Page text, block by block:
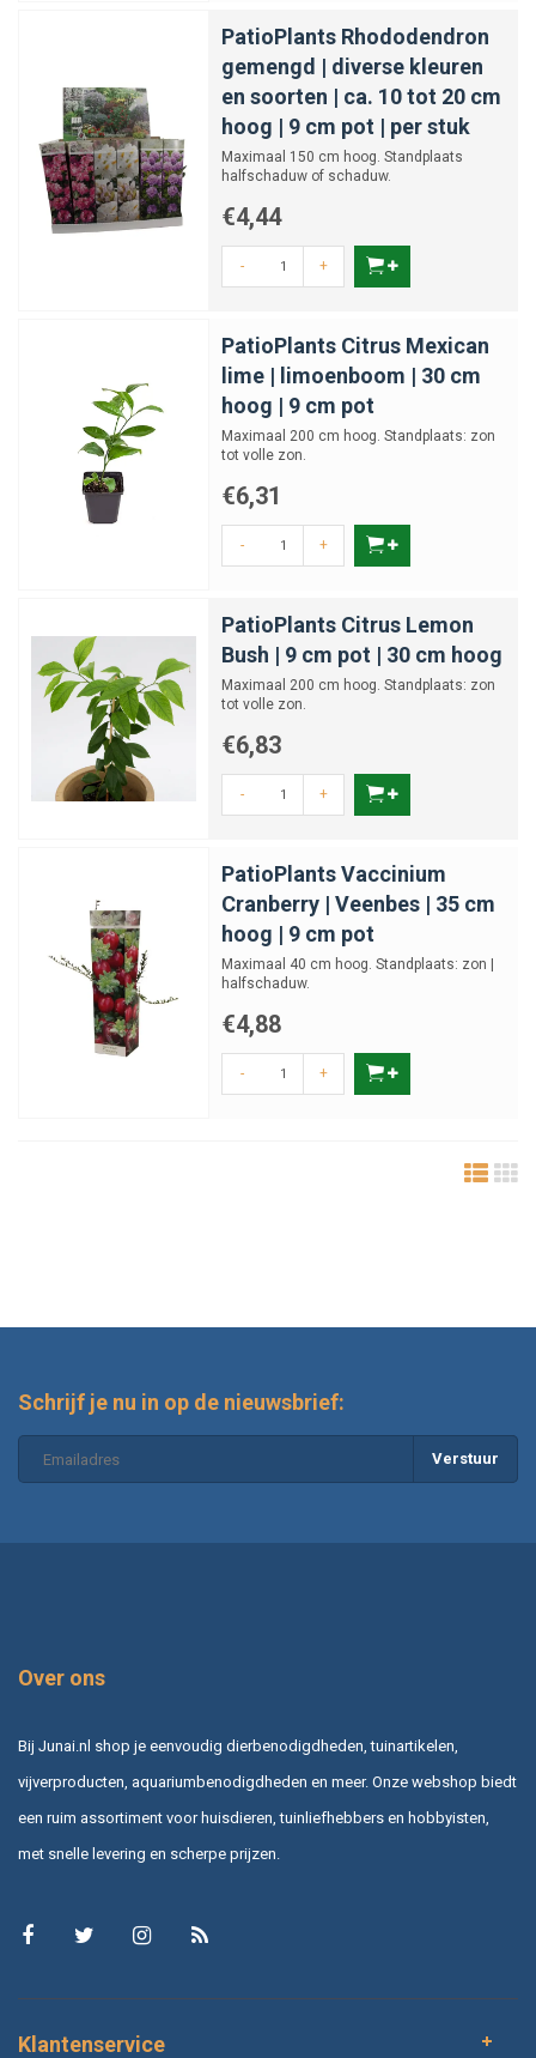
PatioPlants Rhododendron
gemengd | diverse kleuren
en soorten | ca. 10 tot 20 cm
hoog | 9 cm pot | per stuk
Maximaal 150 cm hoog. Standplaats
halfschaduw of schaduw.
€4,44
- +
PatioPlants Citrus Mexican
lime | limoenboom | 30 cm
hoog | 9 cm pot
Maximaal 200 cm hoog. Standplaats: zon
tot volle zon.
€6,31
- +
PatioPlants Citrus Lemon
Bush | 9 cm pot | 30 cm hoog
Maximaal 200 cm hoog. Standplaats: zon
tot volle zon.
€6,83
- +
PatioPlants Vaccinium
Cranberry | Veenbes | 35 cm
hoog | 9 cm pot
Maximaal 40 cm hoog. Standplaats: zon |
halfschaduw.
€4,88
- +
Schrijf je nu in op de nieuwsbrief:
Verstuur
Over ons
Bij Junai.nl shop je eenvoudig dierbenodigdheden, tuinartikelen,
vijverproducten, aquariumbenodigdheden en meer. Onze webshop biedt
een ruim assortiment voor huisdieren, tuinliefhebbers en hobbyisten,
met snelle levering en scherpe prijzen.
Klantenservice